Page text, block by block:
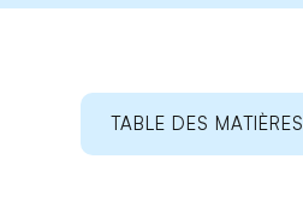
TABLE DES MATIÈRES